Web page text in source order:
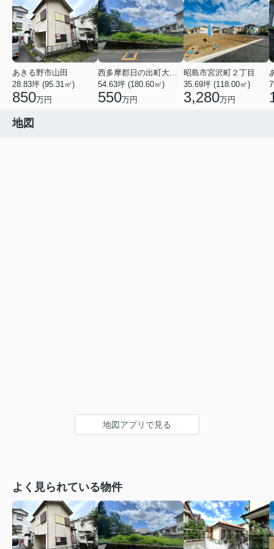
あきる野市山田
28.83坪 (95.31㎡)
850万円
54.63坪 (180.60㎡)
550万円
昭島市宮沢町２丁目
35.69坪 (118.00㎡)
3,280万円
地図
地図アプリで見る
よく見られている物件